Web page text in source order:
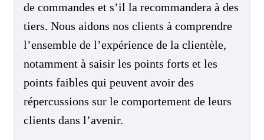
de commandes et s’il la recommandera à des
tiers. Nous aidons nos clients à comprendre
l’ensemble de l’expérience de la clientèle,
notamment à saisir les points forts et les
points faibles qui peuvent avoir des
répercussions sur le comportement de leurs
clients dans l’avenir.